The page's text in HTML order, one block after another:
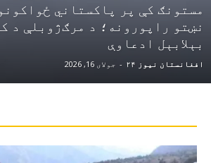
مستونګ کې پر پاکستاني
نښتو راپورونه؛ د مرګ‌ژوبلې د
بېلابېل ادعاوې
افغانستان نیوز ۲۴ - جولای 16, 2026